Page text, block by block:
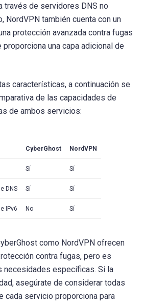
través de servidores DNS no
NordVPN también cuenta con un
protección avanzada contra fugas
una capa adicional de
características, a continuación se
de las capacidades de
de ambos servicios:
CyberGhost NordVPN
Sí Sí
DNS Sí Sí
IPv6 No Sí
como NordVPN ofrecen
contra fugas, pero es
necesidades específicas. Si la
asegúrate de considerar todas
cada servicio proporciona para